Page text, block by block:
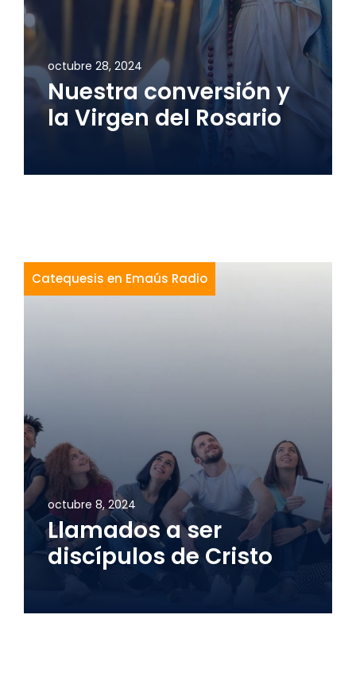
octubre 28, 2024
Nuestra conversión y
la Virgen del Rosario
Catequesis en Emaús Radio
octubre 8, 2024
Llamados a ser
discípulos de Cristo